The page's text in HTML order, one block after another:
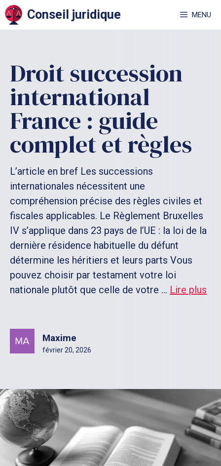
Aller
au
Conseil juridique MENU
Droit succession
international
France : guide
complet et règles
L’article en bref Les successions
internationales nécessitent une
compréhension précise des règles civiles et
fiscales applicables. Le Règlement Bruxelles
IV s’applique dans 23 pays de l’UE : la loi de la
dernière résidence habituelle du défunt
détermine les héritiers et leurs parts Vous
pouvez choisir par testament votre loi
nationale plutôt que celle de votre ... Lire plus
Maxime
février 20, 2026